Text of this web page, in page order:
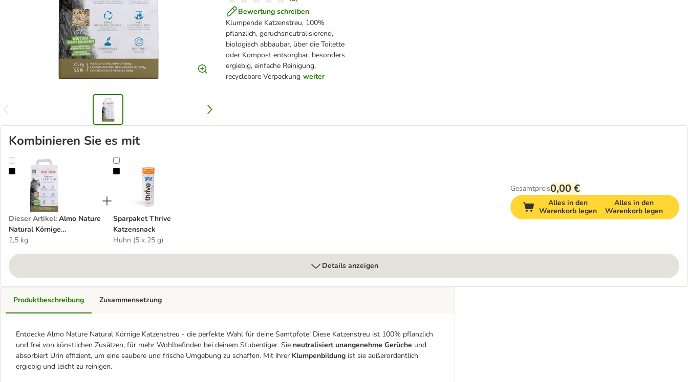
Bewertung schreiben
Klumpende Katzenstreu, 100%
pflanzlich, geruchsneutralisierend,
biologisch abbaubar, über die Toilette
oder Kompost entsorgbar, besonders
ergiebig, einfache Reinigung,
recyclebare Verpackung weiter
Kombinieren Sie es mit
Almo Nature Natural Körnige Katzenstreu
Dieser Artikel: Almo Nature
Natural Körnige
Katzenstreu
2,5 kg
Sparpaket Thrive Katzensnack
Sparpaket Thrive
Katzensnack
Huhn (5 x 25 g)
Gesamtpreis0,00 €
Alles in den
Warenkorb legen
Alles in den
Warenkorb legen
Details anzeigen
Produktbeschreibung
Entdecke Almo Nature Natural Körnige Katzenstreu - die perfekte Wahl für deine Samtpfote! Diese Katzenstreu ist 100% pflanzlich
und frei von künstlichen Zusätzen, für mehr Wohlbefinden bei deinem Stubentiger. Sie neutralisiert unangenehme Gerüche und
absorbiert Urin effizient, um eine saubere und frische Umgebung zu schaffen. Mit ihrer Klumpenbildung ist sie außerordentlich
ergiebig und leicht zu reinigen.
Zusammensetzung